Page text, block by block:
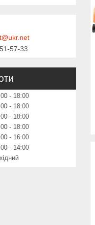
57-33
18:00
18:00
18:00
18:00
16:00
14:00